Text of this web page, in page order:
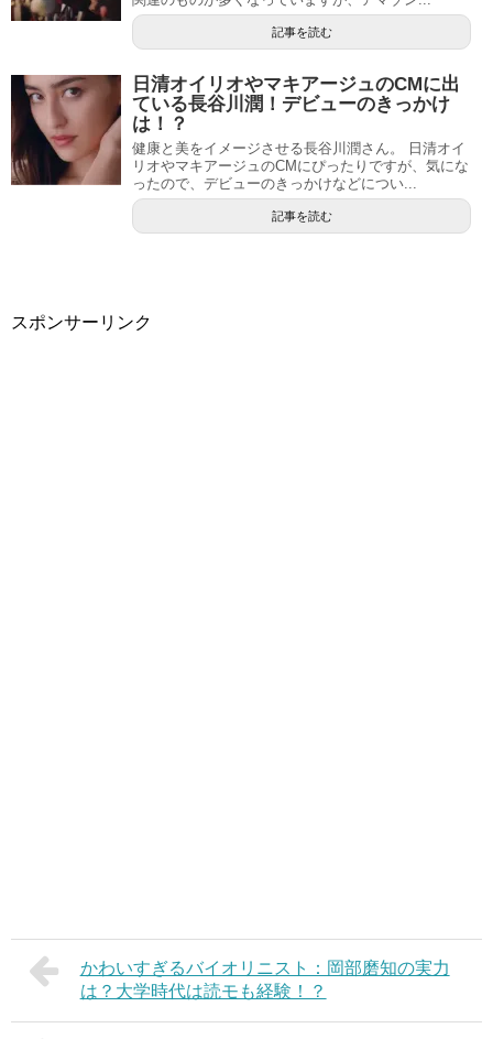
記事を読む
日清オイリオやマキアージュのCMに出
ている長谷川潤！デビューのきっかけ
は！？
健康と美をイメージさせる長谷川潤さん。 日清オイ
リオやマキアージュのCMにぴったりですが、気にな
ったので、デビューのきっかけなどについ...
記事を読む
スポンサーリンク
かわいすぎるバイオリニスト：岡部磨知の実力
は？大学時代は読モも経験！？